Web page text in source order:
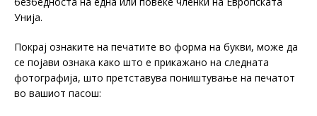
Унија.
Покрај ознаките на печатите во форма на букви, може да
се појави ознака како што е прикажано на следната
фотографија, што претставува поништување на печатот
во вашиот пасош: